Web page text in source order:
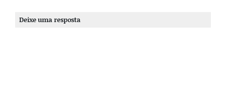
Deixe uma resposta